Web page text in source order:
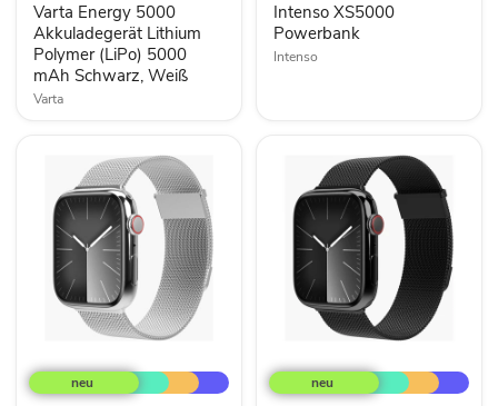
(LiPo)
5000
mAh
Schwarz,
Weiß
Varta Energy 5000
Akkuladegerät Lithium
Polymer (LiPo) 5000
mAh Schwarz, Weiß
Varta
Intenso XS5000
Powerbank
Intenso
Milanese
Loop
Milanese
Loop